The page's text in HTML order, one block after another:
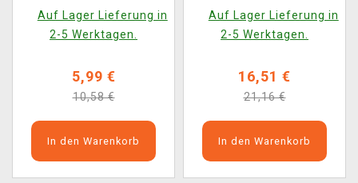
Auf Lager Lieferung in
2-5 Werktagen.
5,99 €
10,58 €
In den Warenkorb
Auf Lager Lieferung in
2-5 Werktagen.
16,51 €
21,16 €
In den Warenkorb